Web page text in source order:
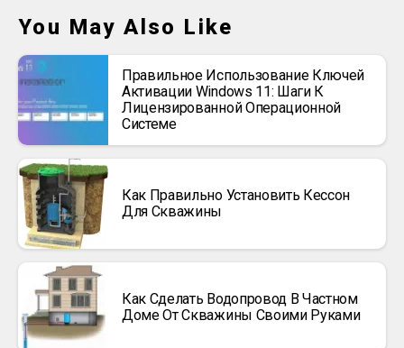
You May Also Like
Правильное Использование Ключей
Активации Windows 11: Шаги К
Лицензированной Операционной
Системе
Как Правильно Установить Кессон
Для Скважины
Как Сделать Водопровод В Частном
Доме От Скважины Своими Руками